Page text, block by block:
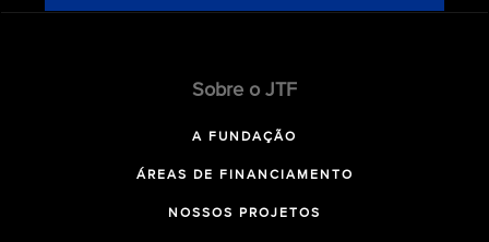
Sobre o JTF
A FUNDAÇÃO
ÁREAS DE FINANCIAMENTO
NOSSOS PROJETOS